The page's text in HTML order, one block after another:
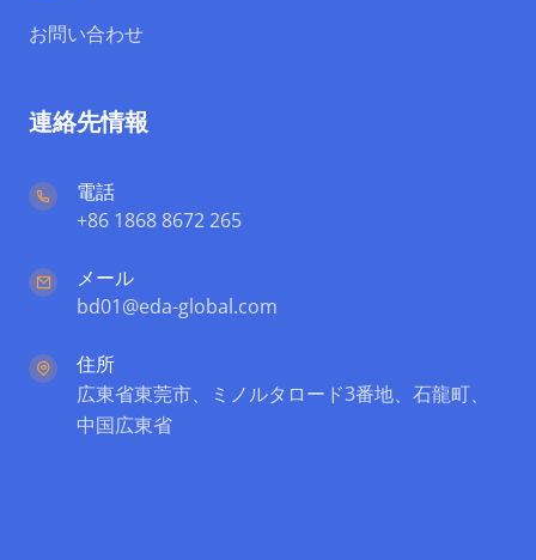
お問い合わせ
連絡先情報
電話
+86 1868 8672 265
メール
bd01@eda-global.com
住所
広東省東莞市、ミノルタロード3番地、石龍町、
中国広東省